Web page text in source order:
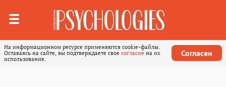
На информационном ресурсе применяются cookie-файлы.
Оставаясь на сайте, вы подтверждаете свое согласие на их
использование.
Согласен